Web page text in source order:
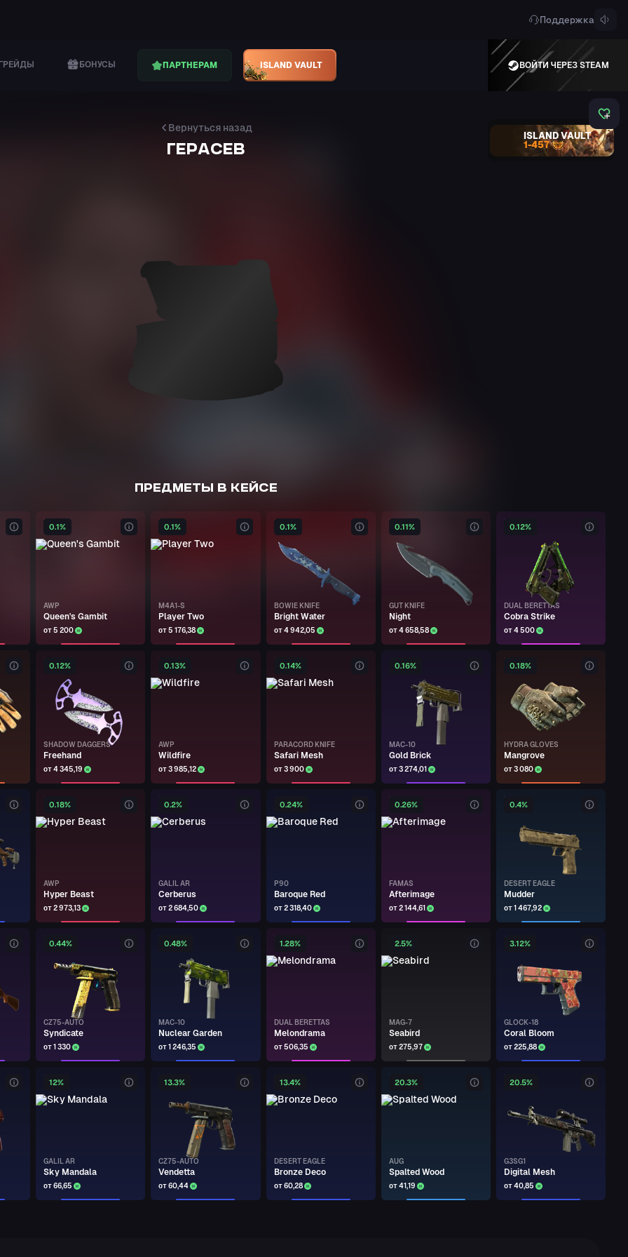
Поддержка
БОНУСЫ ПАРТНЕРАМ ISLAND VAULT ВОЙТИ ЧЕРЕЗ STEAM
Вернуться назад
ГЕРАСЕВ
ISLAND VAULT
1-457
ПРЕДМЕТЫ В КЕЙСЕ
0.1%
AWP
Queen's Gambit
от 5 200
0.1%
M4A1-S
Player Two
от 5 176,38
0.1%
BOWIE KNIFE
Bright Water
от 4 942,05
0.11%
GUT KNIFE
Night
от 4 658,58
0.12%
DUAL BERETTAS
Cobra Strike
от 4 500
0.12%
SHADOW DAGGERS
Freehand
от 4 345,19
0.13%
AWP
Wildfire
от 3 985,12
0.14%
PARACORD KNIFE
Safari Mesh
от 3 900
0.16%
MAC-10
Gold Brick
от 3 274,01
0.18%
HYDRA GLOVES
Mangrove
от 3 080
0.18%
AWP
Hyper Beast
от 2 973,13
0.2%
GALIL AR
Cerberus
от 2 684,50
0.24%
P90
Baroque Red
от 2 318,40
0.26%
FAMAS
Afterimage
от 2 144,61
0.4%
DESERT EAGLE
Mudder
от 1 467,92
0.44%
CZ75-AUTO
Syndicate
от 1 330
0.48%
MAC-10
Nuclear Garden
от 1 246,35
1.28%
DUAL BERETTAS
Melondrama
от 506,35
2.5%
MAG-7
Seabird
от 275,97
3.12%
GLOCK-18
Coral Bloom
от 225,88
12%
GALIL AR
Sky Mandala
от 66,65
13.3%
CZ75-AUTO
Vendetta
от 60,44
13.4%
DESERT EAGLE
Bronze Deco
от 60,28
20.3%
AUG
Spalted Wood
от 41,19
20.5%
G3SG1
Digital Mesh
от 40,85